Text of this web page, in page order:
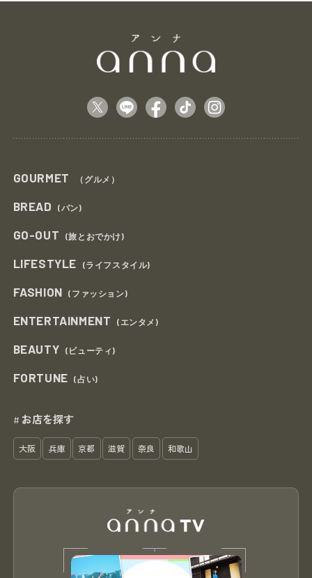
GOURMET （グルメ）
BREAD (パン)
GO-OUT (旅とおでかけ)
LIFESTYLE (ライフスタイル)
FASHION (ファッション)
ENTERTAINMENT (エンタメ)
BEAUTY (ビューティ)
FORTUNE (占い)
# お店を探す
大阪 兵庫 京都 滋賀 奈良 和歌山